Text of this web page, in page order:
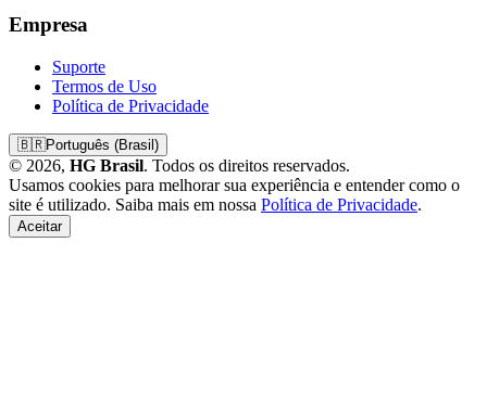
Empresa
Suporte
Termos de Uso
Política de Privacidade
🇧🇷Português (Brasil)
© 2026, HG Brasil. Todos os direitos reservados.
Usamos cookies para melhorar sua experiência e entender como o
site é utilizado. Saiba mais em nossa Política de Privacidade.
Aceitar